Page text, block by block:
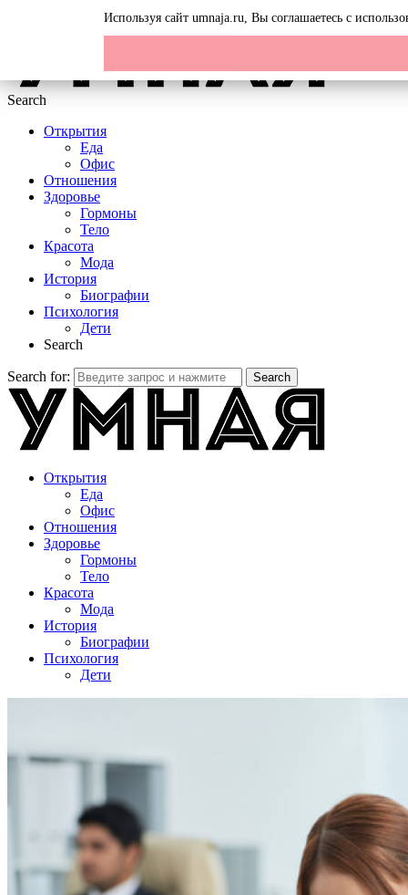
Search
Открытия
Еда
Офис
Отношения
Здоровье
Гормоны
Тело
Красота
Мода
История
Биографии
Психология
Дети
Search
Search for: Search
Открытия
Еда
Офис
Отношения
Здоровье
Гормоны
Тело
Красота
Мода
История
Биографии
Психология
Дети
Используя сайт umnaja.ru, Вы соглашаетесь с